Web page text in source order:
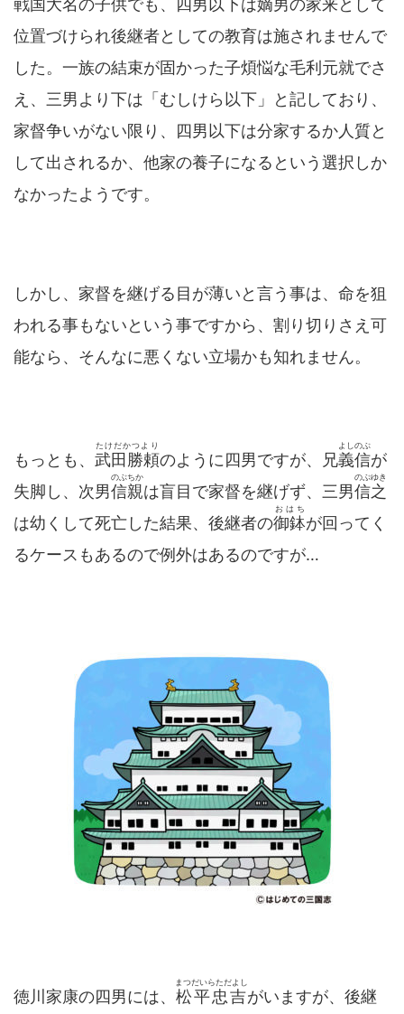
戦国大名の子供でも、四男以下は嫡男の家来として
位置づけられ後継者としての教育は施されませんで
した。一族の結束が固かった子煩悩な毛利元就でさ
え、三男より下は「むしけら以下」と記しており、
家督争いがない限り、四男以下は分家するか人質と
して出されるか、他家の養子になるという選択しか
なかったようです。
しかし、家督を継げる目が薄いと言う事は、命を狙
われる事もないという事ですから、割り切りさえ可
能なら、そんなに悪くない立場かも知れません。
もっとも、 武田勝頼
たけだかつより
のように四男ですが、兄義信
よしのぶ
が
失脚し、次男信親
のぶちか
は盲目で家督を継げず、三男信之
のぶゆき
は幼くして死亡した結果、後継者の御鉢
おはち
が回ってく
るケースもあるので例外はあるのですが…
徳川家康の四男には、 松平忠吉
まつだいらただよし
がいますが、後継